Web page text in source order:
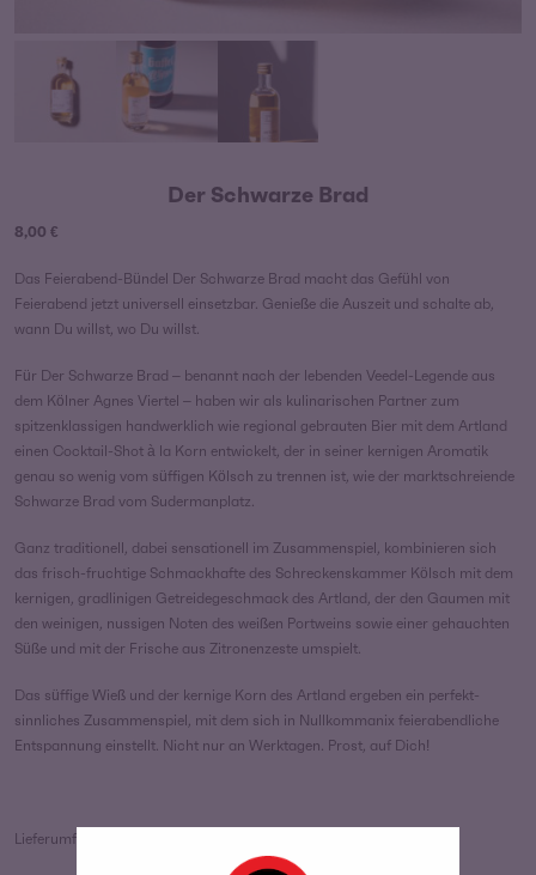
Der Schwarze Brad
8,00 €
Das Feierabend-Bündel Der Schwarze Brad macht das Gefühl von
Feierabend jetzt universell einsetzbar. Genieße die Auszeit und schalte ab,
wann Du willst, wo Du willst.
Für Der Schwarze Brad – benannt nach der lebenden Veedel-Legende aus
dem Kölner Agnes Viertel – haben wir als kulinarischen Partner zum
spitzenklassigen handwerklich wie regional gebrauten Bier mit dem Artland
einen Cocktail-Shot à la Korn entwickelt, der in seiner kernigen Aromatik
genau so wenig vom süffigen Kölsch zu trennen ist, wie der marktschreiende
Schwarze Brad vom Sudermanplatz.
Ganz traditionell, dabei sensationell im Zusammenspiel, kombinieren sich
das frisch-fruchtige Schmackhafte des Schreckenskammer Kölsch mit dem
kernigen, gradlinigen Getreidegeschmack des Artland, der den Gaumen mit
den weinigen, nussigen Noten des weißen Portweins sowie einer gehauchten
Süße und mit der Frische aus Zitronenzeste umspielt.
Das süffige Wieß und der kernige Korn des Artland ergeben ein perfekt-
sinnliches Zusammenspiel, mit dem sich in Nullkommanix feierabendliche
Entspannung einstellt. Nicht nur an Werktagen. Prost, auf Dich!
Lieferumfang: